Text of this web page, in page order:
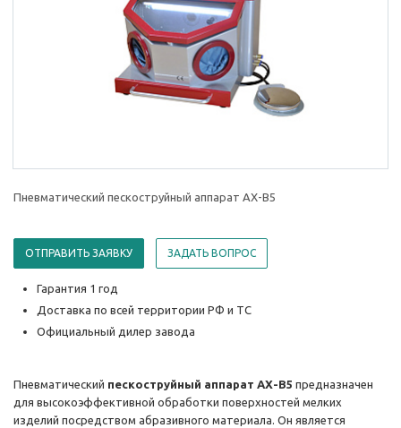
Пневматический пескоструйный аппарат AX-B5
ОТПРАВИТЬ ЗАЯВКУ ЗАДАТЬ ВОПРОС
Гарантия 1 год
Доставка по всей территории РФ и ТС
Официальный дилер завода
Пневматический пескоструйный аппарат AX-B5 предназначен
для высокоэффективной обработки поверхностей мелких
изделий посредством абразивного материала. Он является